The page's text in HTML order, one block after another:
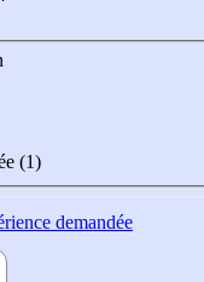
(1)
demandée